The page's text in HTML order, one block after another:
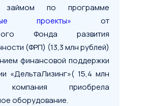
займом по программе
проекты» от
Фонда развития
(ФРП) (13,3 млн рублей)
финансовой поддержки
«ДельтаЛизинг»( 15,4 млн
компания приобрела
оборудование.